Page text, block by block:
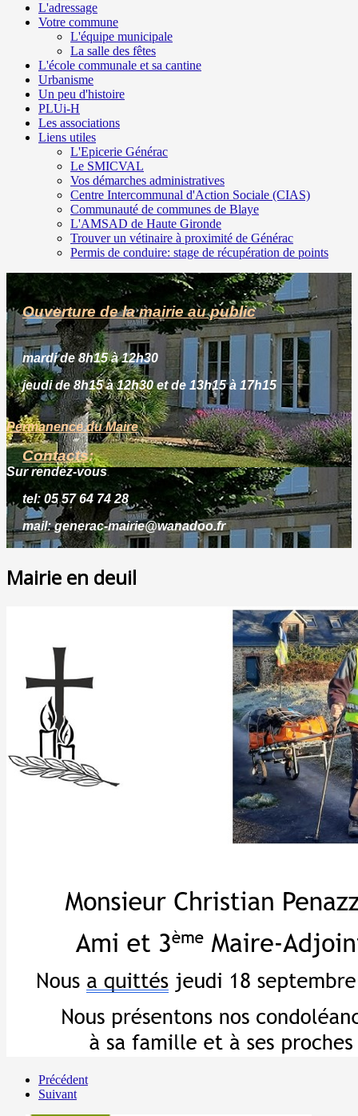
L'adressage
Votre commune
L'équipe municipale
La salle des fêtes
L'école communale et sa cantine
Urbanisme
Un peu d'histoire
PLUi-H
Les associations
Liens utiles
L'Epicerie Générac
Le SMICVAL
Vos démarches administratives
Centre Intercommunal d'Action Sociale (CIAS)
Communauté de communes de Blaye
L'AMSAD de Haute Gironde
Trouver un vétinaire à proximité de Générac
Permis de conduire: stage de récupération de points
Ouverture de la mairie au public
mardi de 8h15 à 12h30
jeudi de 8h15 à 12h30 et de 13h15 à 17h15
Permanence du Maire
Contacts:
Sur rendez-vous
tel: 05 57 64 74 28
mail: generac-mairie@wanadoo.fr
Mairie en deuil
Précédent
Suivant